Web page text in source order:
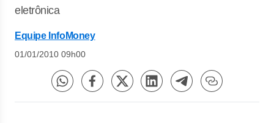
eletrônica
Equipe InfoMoney
01/01/2010 09h00